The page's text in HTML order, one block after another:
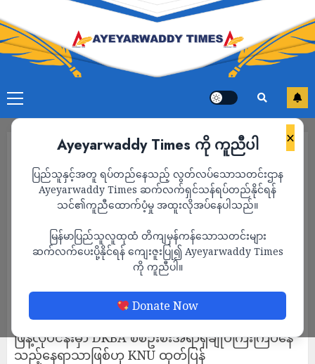
×
Ayeyarwaddy Times ကို ကူညီပါ
ပြည်သူနှင့်အတူ ရပ်တည်နေသည့် လွတ်လပ်သောသတင်းဌာန
Ayeyarwaddy Times ဆက်လက်ရှင်သန်ရပ်တည်နိုင်ရန်
သင်၏ကူညီထောက်ပံ့မှု အထူးလိုအပ်နေပါသည်။
မြန်မာပြည်သူလူထုထံ တိကျမှန်ကန်သောသတင်းများ
ဆက်လက်ပေးပို့နိုင်ရန် ကျေးဇူးပြု၍ Ayeyarwaddy Times
ကို ကူညီပါ။
Donate Now
စစ်တပ်နှိမ်နင်းလိုက်သည်ဟု ထုတ်ပြန်ထားသည့် ကျား
ဖြန့်လုပ်ငန်းမှာ DKBA စစ်ဦးစီးအရာရှိချုပ်ကြီးကြပ်နေ
သည့်နေရာသာဖြစ်ဟု KNU ထုတ်ပြန်